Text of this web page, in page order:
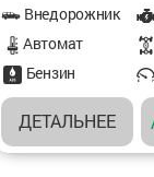
Характеристики авто
Внедорожник
Aвтомат
Бензин
ДЕТАЛЬНЕЕ